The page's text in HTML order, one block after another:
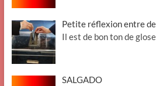
Petite réflexion entre
Il est de bon ton de
SALGADO